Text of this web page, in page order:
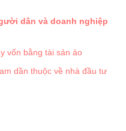
dân và doanh nghiệp
vốn bằng tài sản ảo
dần thuộc về nhà đầu tư